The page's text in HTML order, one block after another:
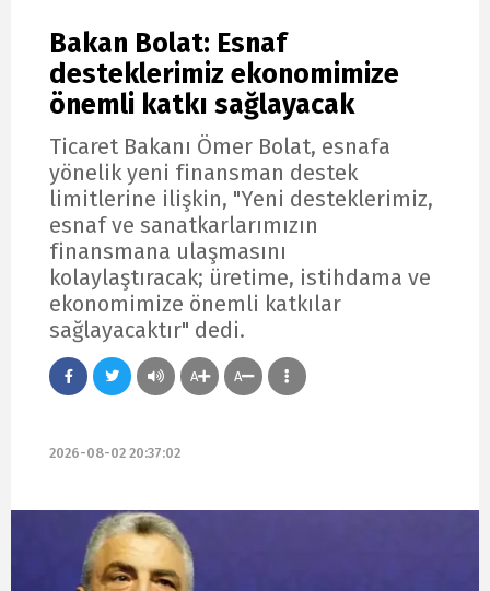
Bakan Bolat: Esnaf
desteklerimiz ekonomimize
önemli katkı sağlayacak
Ticaret Bakanı Ömer Bolat, esnafa
yönelik yeni finansman destek
limitlerine ilişkin, "Yeni desteklerimiz,
esnaf ve sanatkarlarımızın
finansmana ulaşmasını
kolaylaştıracak; üretime, istihdama ve
ekonomimize önemli katkılar
sağlayacaktır" dedi.
A A
2026-08-02 20:37:02